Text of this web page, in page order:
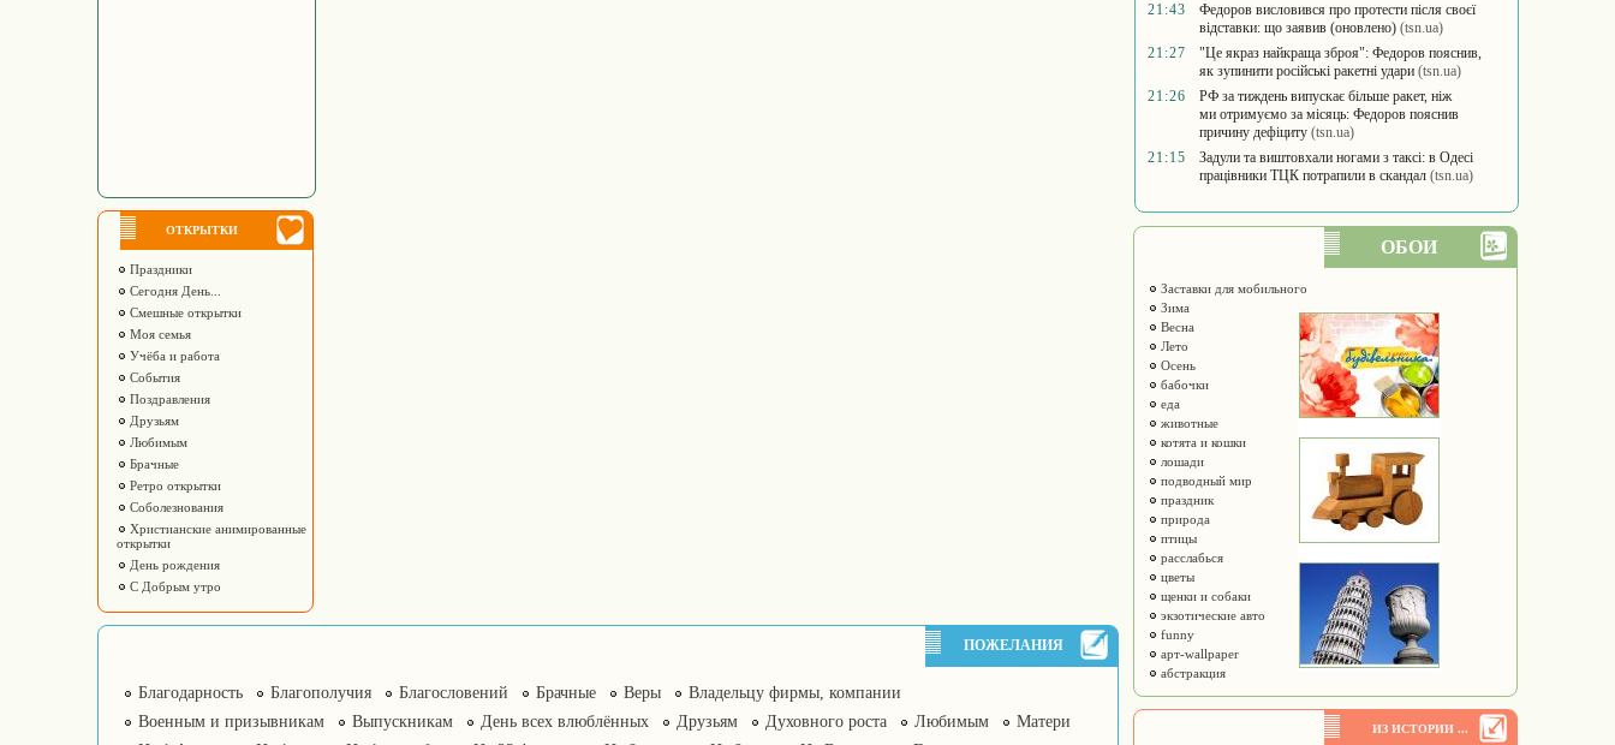
ОТКРЫТКИ
Праздники
Сегодня День...
Смешные открытки
Моя семья
Учёба и работа
События
Поздравления
Друзьям
Любимым
Брачные
Ретро открытки
Соболезнования
Христианские анимированные
открытки
День рождения
С Добрым утро
ПОЖЕЛАНИЯ
Благодарность Благополучия Благословений Брачные Веры
Владельцу фирмы, компании
Военным и призывникам
Выпускникам День всех влюблённых Друзьям Духовного роста Любимым
Матери
21:43
Федоров висловився про протести після своєї
відставки: що заявив (оновлено) (tsn.ua)
21:27
"Це якраз найкраща зброя": Федоров пояснив,
як зупинити російські ракетні удари (tsn.ua)
21:26
РФ за тиждень випускає більше ракет, ніж
ми отримуємо за місяць: Федоров пояснив
причину дефіциту (tsn.ua)
21:15
Задули та виштовхали ногами з таксі: в Одесі
працівники ТЦК потрапили в скандал (tsn.ua)
ОБОИ
Заставки для мобильного
Зима
Весна
Лето
Осень
бабочки
еда
животные
котята и кошки
лошади
подводный мир
праздник
природа
птицы
расслабься
цветы
щенки и собаки
экзотические авто
funny
арт-wallpaper
абстракция
ИЗ ИСТОРИИ ...